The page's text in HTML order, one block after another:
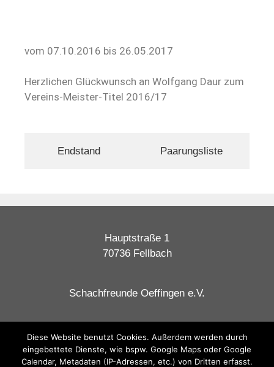
vom 07.10.2016 bis 26.05.2017
Herzlichen Glückwunsch an Wolfgang Daur zum
Vereins-Meister-Titel 2016/17
Endstand Paarungsliste
Hauptstraße 1
70736 Fellbach
Schachfreunde Oeffingen e.V.
Datenschutzerklärung
Impressum
Diese Website benutzt Cookies. Außerdem werden durch
eingebettete Dienste, wie bspw. Google Maps oder Google
Calendar, Metadaten (IP-Adressen, etc.) von Dritten erfasst.